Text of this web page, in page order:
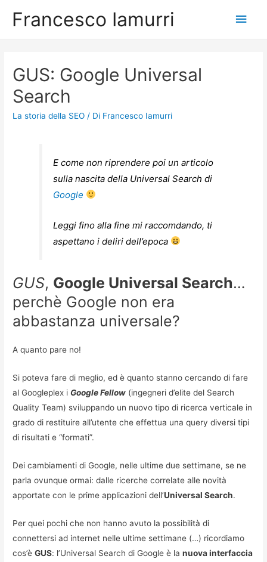
Francesco Iamurri
GUS: Google Universal
Search
La storia della SEO / Di Francesco Iamurri
E come non riprendere poi un articolo
sulla nascita della Universal Search di
Google
Leggi fino alla fine mi raccomdando, ti
aspettano i deliri dell’epoca
GUS, Google Universal Search…
perchè Google non era
abbastanza universale?
A quanto pare no!
Si poteva fare di meglio, ed è quanto stanno cercando di fare
al Googleplex iGoogle Fellow (ingegneri d’elite del Search
Quality Team) sviluppando un nuovo tipo di ricerca verticale in
grado di restituire all’utente che effettua una query diversi tipi
di risultati e “formati”.
Dei cambiamenti di Google, nelle ultime due settimane, se ne
parla ovunque ormai: dalle ricerche correlate alle novità
apportate con le prime applicazioni dell’Universal Search.
Per quei pochi che non hanno avuto la possibilità di
connettersi ad internet nelle ultime settimane (…) ricordiamo
cos’èGUS: l’Universal Search di Google è lanuova interfaccia